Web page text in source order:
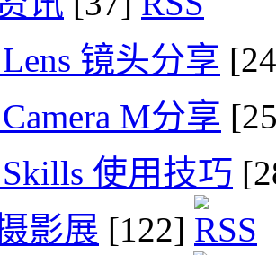
镜头分享
M分享
使用技巧
影展 [122]